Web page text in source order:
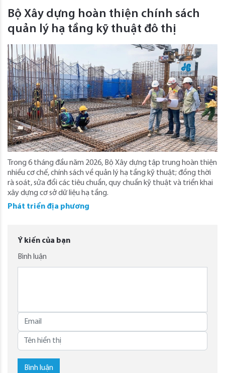
Bộ Xây dựng hoàn thiện chính sách
quản lý hạ tầng kỹ thuật đô thị
Trong 6 tháng đầu năm 2026, Bộ Xây dựng tập trung hoàn thiện
nhiều cơ chế, chính sách về quản lý hạ tầng kỹ thuật; đồng thời
rà soát, sửa đổi các tiêu chuẩn, quy chuẩn kỹ thuật và triển khai
xây dựng cơ sở dữ liệu hạ tầng.
Phát triển địa phương
Ý kiến của bạn
Bình luận
Bình luận